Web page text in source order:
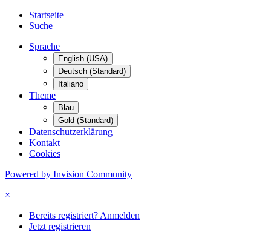
Startseite
Suche
Sprache
English (USA)
Deutsch (Standard)
Italiano
Theme
Blau
Gold (Standard)
Datenschutzerklärung
Kontakt
Cookies
Powered by Invision Community
×
Bereits registriert? Anmelden
Jetzt registrieren